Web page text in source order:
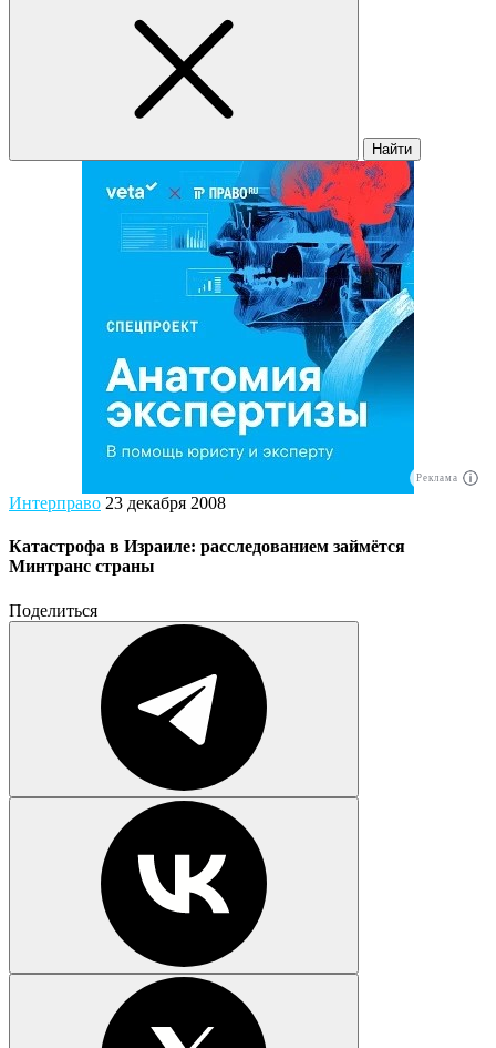
Найти
Реклама
Интерправо 23 декабря 2008
Катастрофа в Израиле: расследованием займётся
Минтранс страны
Поделиться